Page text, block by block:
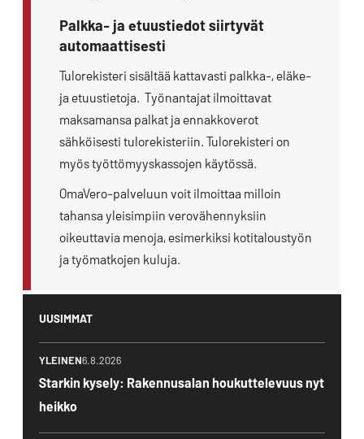
Palkka- ja etuustiedot siirtyvät
automaattisesti
Tulorekisteri sisältää kattavasti palkka-, eläke-
ja etuustietoja. Työnantajat ilmoittavat
maksamansa palkat ja ennakkoverot
sähköisesti tulorekisteriin. Tulorekisteri on
myös työttömyyskassojen käytössä.
OmaVero-palveluun voit ilmoittaa milloin
tahansa yleisimpiin verovähennyksiin
oikeuttavia menoja, esimerkiksi kotitaloustyön
ja työmatkojen kuluja.
UUSIMMAT
YLEINEN6.8.2026
Starkin kysely: Rakennusalan houkuttelevuus nyt
heikko